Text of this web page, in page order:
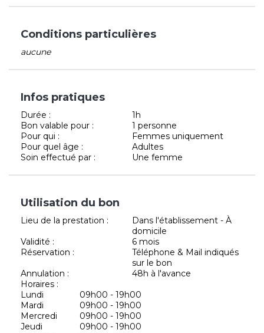
Conditions particulières
aucune
Infos pratiques
Durée :
1h
Bon valable pour :
1 personne
Pour qui :
Femmes uniquement
Pour quel âge :
Adultes
Soin effectué par :
Une femme
Utilisation du bon
Lieu de la prestation :
Dans l'établissement - À
domicile
Validité :
6 mois
Réservation :
Téléphone & Mail indiqués
sur le bon
Annulation :
48h à l'avance
Horaires :
Lundi
09h00 - 19h00
Mardi
09h00 - 19h00
Mercredi
09h00 - 19h00
Jeudi
09h00 - 19h00